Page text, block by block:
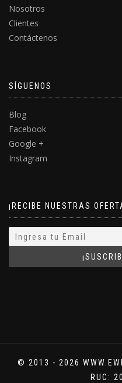
Nosotros
Clientes
Contáctenos
SÍGUENOS
Blog
Facebook
Google +
Instagram
¡RECIBE NUESTRAS
© 2013 - 2026
RUC: